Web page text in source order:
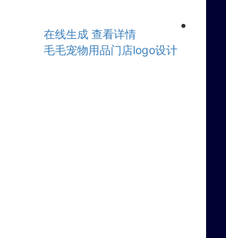
在线生成 查看详情
毛毛宠物用品门店logo设计